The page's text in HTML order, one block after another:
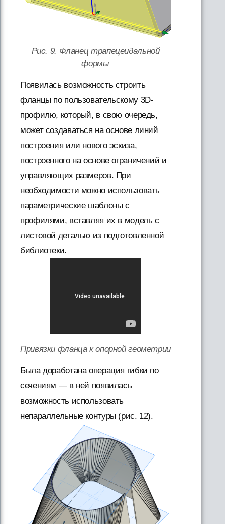
Рис. 9. Фланец трапецеидальной
формы
Появилась возможность строить
фланцы по пользовательскому 3D-
профилю, который, в свою очередь,
может создаваться на основе линий
построения или нового эскиза,
построенного на основе ограничений и
управляющих размеров. При
необходимости можно использовать
параметрические шаблоны с
профилями, вставляя их в модель с
листовой деталью из подготовленной
библиотеки.
Привязки фланца к опорной геометрии
Была доработана операция гибки по
сечениям — в ней появилась
возможность использовать
непараллельные контуры (рис. 12).